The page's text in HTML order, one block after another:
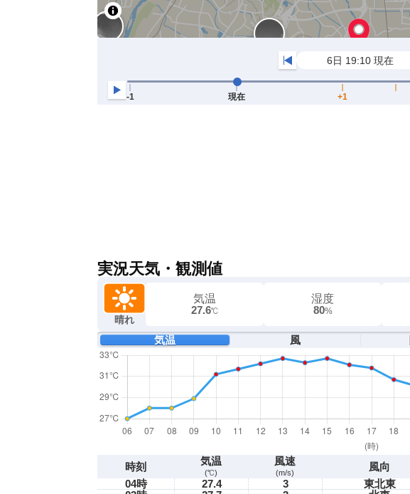
実況天気・観測値
晴れ
気温
27.6℃
湿度
80%
気温 風
時刻 気温
(℃)
風速
(m/s) 風向
04時 27.4 3 東北東